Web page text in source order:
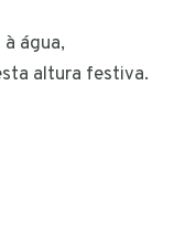
água,
altura festiva.